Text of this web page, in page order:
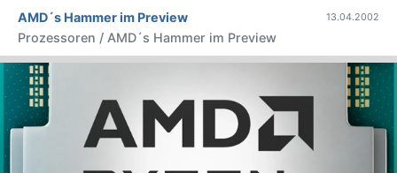
13.04.2002
AMD´s Hammer im Preview
Prozessoren / AMD´s Hammer im Preview